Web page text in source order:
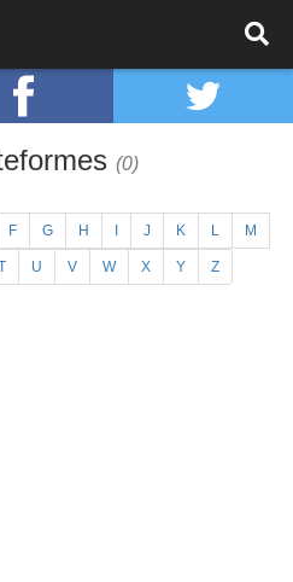
(0)
F G H J K L M
U V W X Y Z